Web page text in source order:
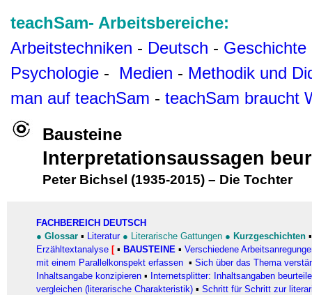
teachSam- Arbeitsbereiche:
Arbeitstechniken - Deutsch - Geschichte
Psychologie - Medien - Methodik und
man auf teachSam - teachSam braucht
Bausteine
Interpretationsaussagen
Peter Bichsel (1935-2015) – Die Tochter
FACHBEREICH DEUTSCH
● Glossar ▪ Literatur ● Literarische Gattungen ● Kurzgeschichten
Erzähltextanalyse [▪ BAUSTEINE ▪ Verschiedene
mit einem Parallelkonspekt erfassen ▪ Sich über das Thema
Inhaltsangabe konzipieren ▪ Internetsplitter: Inhaltsangaben
vergleichen (literarische Charakteristik) ▪ Schritt für Schritt zur